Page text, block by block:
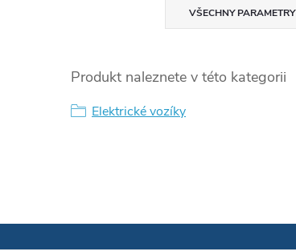
VŠECHNY PARAMETRY
Produkt naleznete v této kategorii
Elektrické vozíky